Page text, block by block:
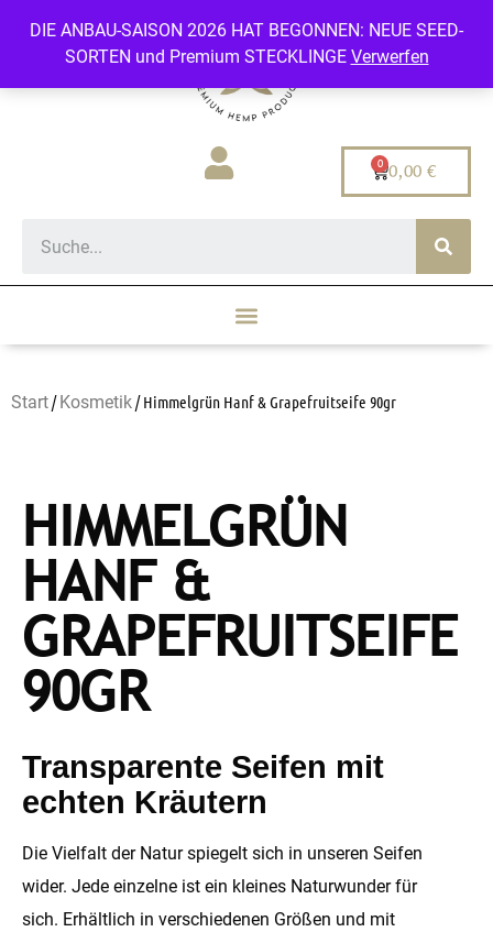
DIE ANBAU-SAISON 2026 HAT BEGONNEN: NEUE SEED-
SORTEN und Premium STECKLINGE Verwerfen
0,00€
Start/ Kosmetik/ Himmelgrün Hanf & Grapefruitseife 90gr
HIMMELGRÜN
HANF &
GRAPEFRUITSEIFE
90GR
Transparente Seifen mit
echten Kräutern
Die Vielfalt der Natur spiegelt sich in unseren Seifen
wider. Jede einzelne ist ein kleines Naturwunder für
sich. Erhältlich in verschiedenen Größen und mit